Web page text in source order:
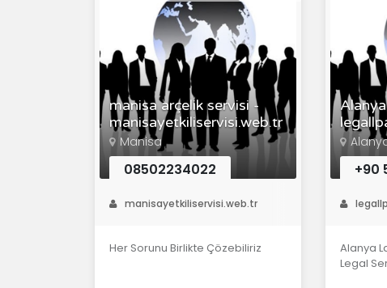
manisa arçelik servisi -
manisayetkiliservisi.web.tr
Manisa
08502234022
manisayetkiliservisi.web.tr
Her Sorunu Birlikte Çözebiliriz
+90
Alanya
Legal